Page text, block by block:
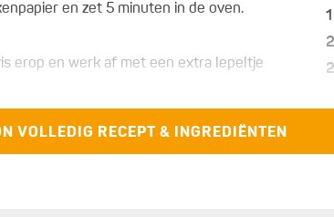
1
2
2
en zet 5 minuten in de oven.
erop en werk af met een extra lepeltje
VOLLEDIG RECEPT & INGREDIËNTEN